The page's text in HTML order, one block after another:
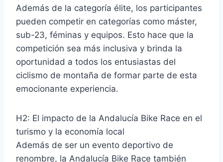
Además de la categoría élite, los participantes
pueden competir en categorías como máster,
sub-23, féminas y equipos. Esto hace que la
competición sea más inclusiva y brinda la
oportunidad a todos los entusiastas del
ciclismo de montaña de formar parte de esta
emocionante experiencia.
H2: El impacto de la Andalucía Bike Race en el
turismo y la economía local
Además de ser un evento deportivo de
renombre, la Andalucía Bike Race también